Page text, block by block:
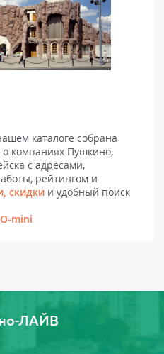
каталоге собрана
компаниях Пушкино,
с адресами,
рейтингом и
скидки и удобный поиск
mini
ЛАЙВ